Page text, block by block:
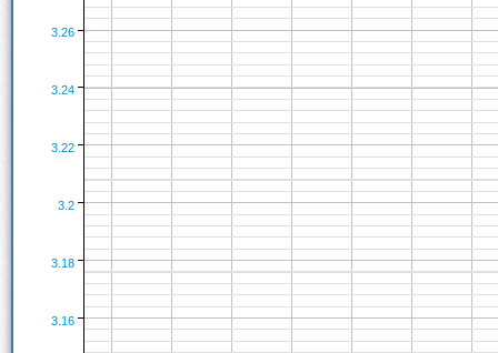
3.2
3.16
3.18
3.22
3.24
3.26